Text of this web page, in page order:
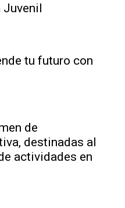
Juvenil
tu futuro con
de
destinadas al
actividades en